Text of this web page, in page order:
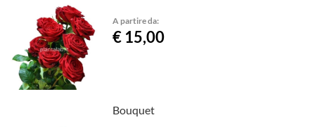
A partire da:
€ 15,00
Bouquet